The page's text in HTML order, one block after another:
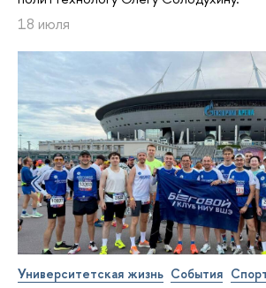
18 июля
Университетская жизнь События